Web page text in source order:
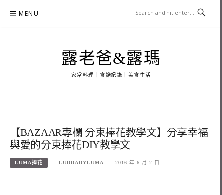
MENU
露老爸&露瑪
家常料理｜食譜紀錄｜美食生活
【BAZAAR專欄 分束捧花教學文】分享幸福
與愛的分束捧花DIY教學文
LUMA捧花 LUDDADYLUMA 2016 年 6 月 2 日